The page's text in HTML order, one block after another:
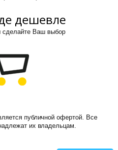
дешевле
сделайте Ваш выбор
публичной офертой. Все
их владельцам.